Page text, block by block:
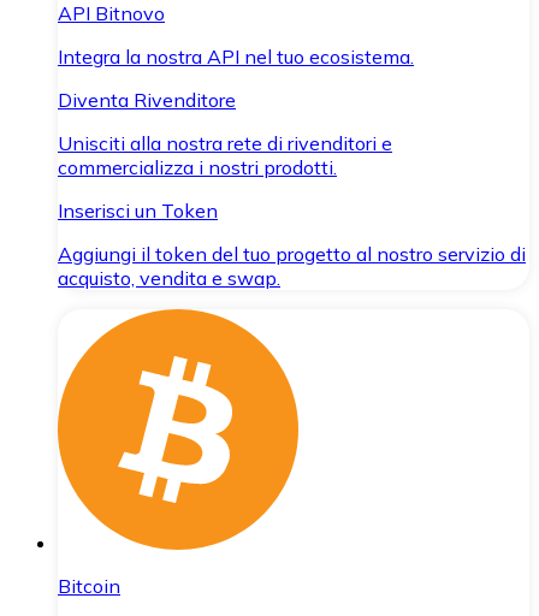
API Bitnovo
Integra la nostra API nel tuo ecosistema.
Diventa Rivenditore
Unisciti alla nostra rete di rivenditori e
commercializza i nostri prodotti.
Inserisci un Token
Aggiungi il token del tuo progetto al nostro servizio di
acquisto, vendita e swap.
Bitcoin